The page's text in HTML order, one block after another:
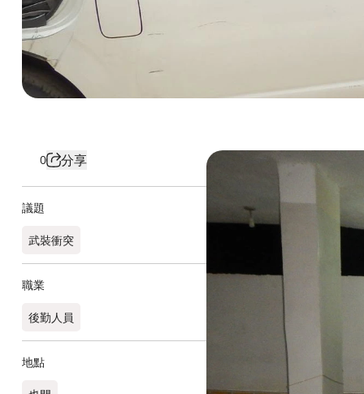
0 分享
議題
武裝衝突
職業
後勤人員​
地點